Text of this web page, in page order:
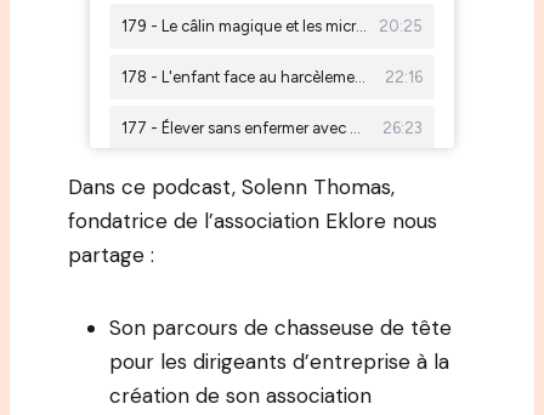
Dans ce podcast, Solenn Thomas,
fondatrice de l’association Eklore nous
partage :
Son parcours de chasseuse de tête
pour les dirigeants d’entreprise à la
création de son association